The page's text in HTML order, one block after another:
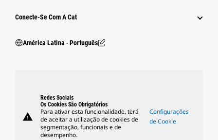
Conecte-Se Com A Cat
América Latina ‧ Português
warning
Redes Sociais
Os Cookies São Obrigatórios
Para ativar esta funcionalidade, terá
de aceitar a utilização de cookies de
segmentação, funcionais e de
desempenho.
Configurações
de Cookie